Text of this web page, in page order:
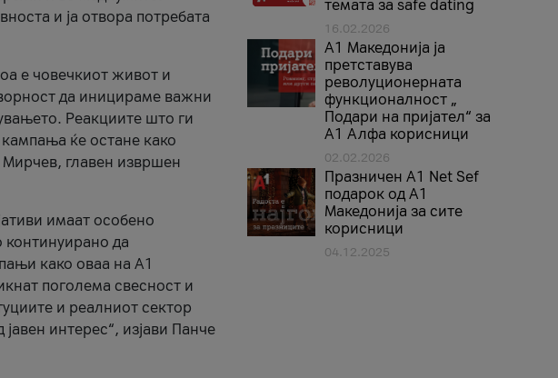
и ја отвора потребата
е човечкиот живот и
да иницираме важни
Реакциите што ги
ќе остане како
Мирчев, главен извршен
имаат особено
да
како оваа на A1
поголема свесност и
и реалниот сектор
интерес“, изјави Панче
темата за safe dating
16.02.2026
А1 Македонија ја
претставува
револуционерната
функционалност „
Подари на пријател“ за
А1 Алфа корисници
02.02.2026
Празничен A1 Net Sеf
подарок од А1
Македонија за сите
корисници
04.12.2025